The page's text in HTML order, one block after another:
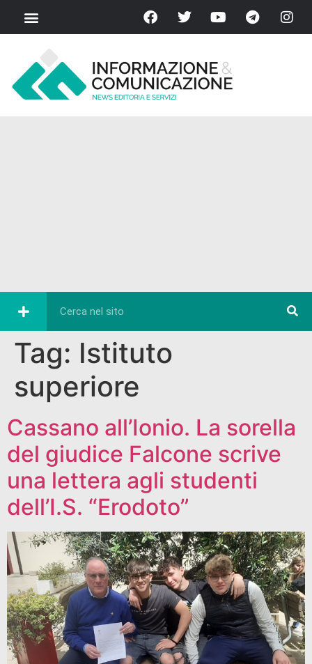
Tag: Istituto
superiore
Cassano all’Ionio. La sorella
del giudice Falcone scrive
una lettera agli studenti
dell’I.S. “Erodoto”